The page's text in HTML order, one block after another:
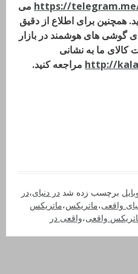
https:// می
همچنین برای اطلاع از دقیق
های هوشمند در بازار
کالای ما به نشانی
http:// مراجعه کنید.
برچسب زده شددر دنیای،در
واقعی،ماتریکس،ماتریکس
واقعی،واقعی در